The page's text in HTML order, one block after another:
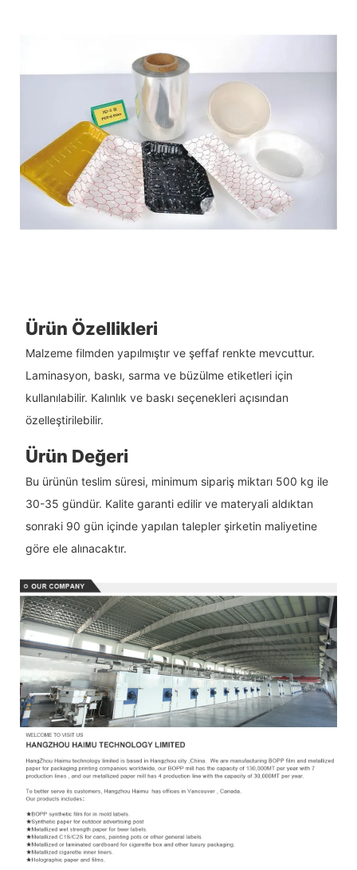
Ürün Özellikleri
Malzeme filmden yapılmıştır ve şeffaf renkte mevcuttur.
Laminasyon, baskı, sarma ve büzülme etiketleri için
kullanılabilir. Kalınlık ve baskı seçenekleri açısından
özelleştirilebilir.
Ürün Değeri
Bu ürünün teslim süresi, minimum sipariş miktarı 500 kg ile
30-35 gündür. Kalite garanti edilir ve materyali aldıktan
sonraki 90 gün içinde yapılan talepler şirketin maliyetine
göre ele alınacaktır.